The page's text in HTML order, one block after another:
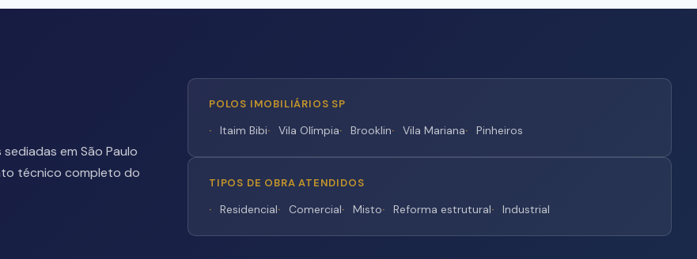
em São Paulo
técnico completo do
POLOS IMOBILIÁRIOS SP
Itaim Bibi Vila Olímpia Brooklin Vila Mariana Pinheiros
TIPOS DE OBRA ATENDIDOS
Residencial Comercial Misto Reforma estrutural Industrial